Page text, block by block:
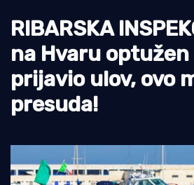
Pomorstvo
Ribolov
Ekologija
Tradicija i kultura
RIBARSKA
na Hvaru
prijavio ulov, ovo
presuda!